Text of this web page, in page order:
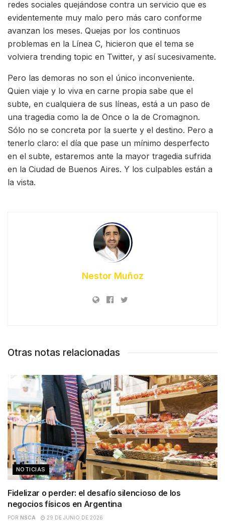
redes sociales quejándose contra un servicio que es
evidentemente muy malo pero más caro conforme
avanzan los meses. Quejas por los continuos
problemas en la Línea C, hicieron que el tema se
volviera trending topic en Twitter, y así sucesivamente.
Pero las demoras no son el único inconveniente.
Quien viaje y lo viva en carne propia sabe que el
subte, en cualquiera de sus líneas, está a un paso de
una tragedia como la de Once o la de Cromagnon.
Sólo no se concreta por la suerte y el destino. Pero a
tenerlo claro: el día que pase un mínimo desperfecto
en el subte, estaremos ante la mayor tragedia sufrida
en la Ciudad de Buenos Aires. Y los culpables están a
la vista.
Nestor Muñoz
Otras notas relacionadas
NOTICIAS
Fidelizar o perder: el desafío silencioso de los
negocios físicos en Argentina
POR NSCA 29 DE JUNIO DE 2026